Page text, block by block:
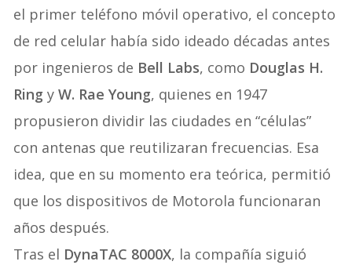
el primer teléfono móvil operativo, el concepto
de red celular había sido ideado décadas antes
por ingenieros de Bell Labs, como Douglas H.
Ring yW. Rae Young, quienes en 1947
propusieron dividir las ciudades en “células”
con antenas que reutilizaran frecuencias. Esa
idea, que en su momento era teórica, permitió
que los dispositivos de Motorola funcionaran
años después.
Tras el DynaTAC 8000X, la compañía siguió